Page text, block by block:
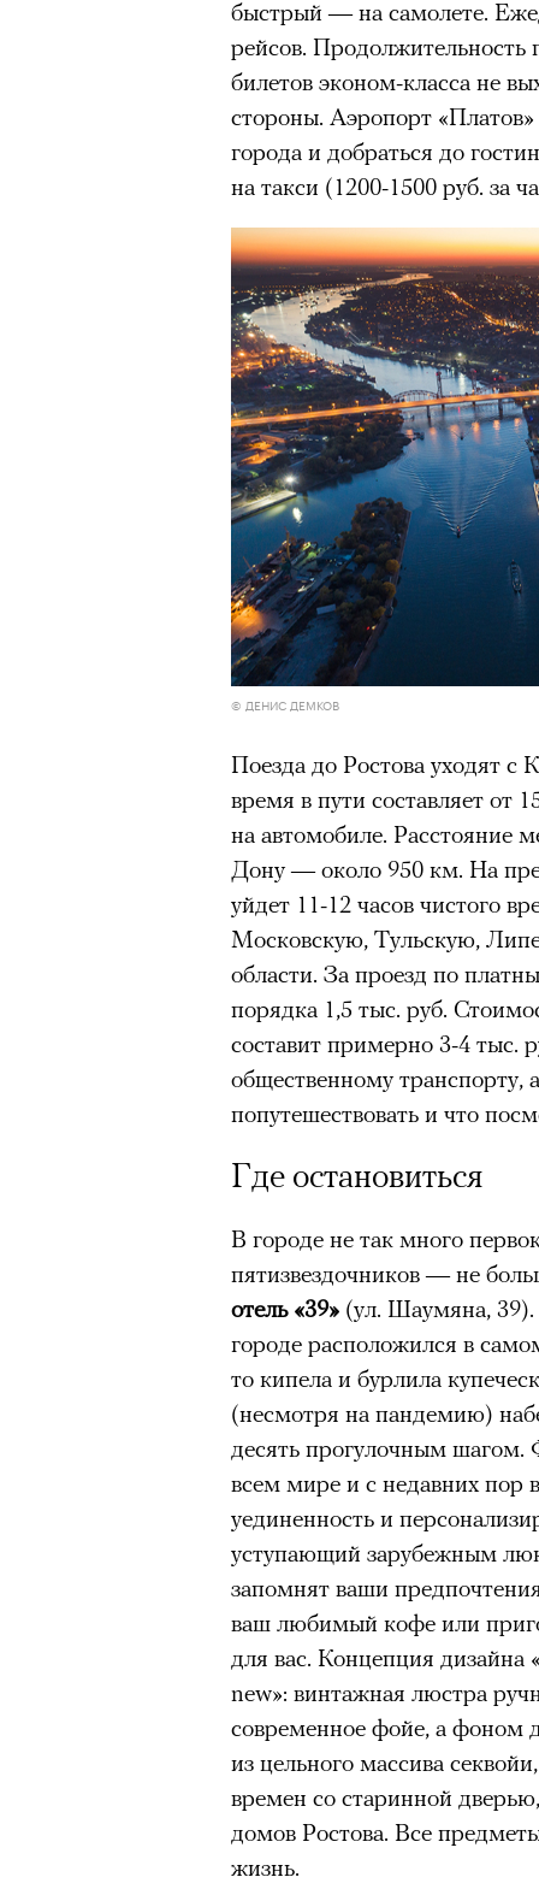
00:00
быстрый — на самолете.
рейсов. Продолжительность
билетов эконом-класса не
стороны. Аэропорт
города и добраться до
на такси (1200-1500 руб. за
© ДЕНИС ДЕМКОВ
Поезда до Ростова уходят с
время в пути составляет от
на автомобиле. Расстояние
Дону — около 950 км. На
уйдет 11-12 часов чистого
Московскую, Тульскую,
области. За проезд по
порядка 1,5 тыс. руб.
составит примерно 3-4 тыс.
общественному транспорту,
попутешествовать и что
Где остановиться
В городе не так много
пятизвездочников — не
отель «39» (ул. Шаумяна, 39).
городе расположился в
то кипела и бурлила
(несмотря на пандемию)
десять прогулочным шагом.
всем мире и с недавних пор
уединенность и
уступающий зарубежным
запомнят ваши
ваш любимый кофе или
для вас. Концепция
new»: винтажная люстра
современное фойе, а фоном
из цельного массива
времен со старинной
домов Ростова. Все
жизнь.
Для многих альпинизм
рутины,
Совместное
людьми особенно
Наука не подтверждает
признает, что
к
устойчивостью к стрессу
Большинство
ради ощущения ясности,
Успешных альпинистов
устойчивость,
готовность переносить
Опыт восхождений
делая человека более
30 июля 2026 года в
известный непальский
из десяти человек, которую
склоне Броуд-Пик. 2 августа
погибших. Бывший
историческому рекорду —
человеком, дважды
планеты без использования
Нирмал Пурджа после рекордного
мира. Катманду, 2019 год
© NAVESH CHITRAKAR / REUTERS
Статистика последних лет
опасность высотного
горах Австрии погибли309
максимумом для региона. В
несчастных случаев в горах
Shimbun классифицирует их
вести»). На Эвересте в 2024
альпинистов, а в 2025-м —
сообщества стал октябрь
Дхаулагири в Непале
опытных альпинистов. Год